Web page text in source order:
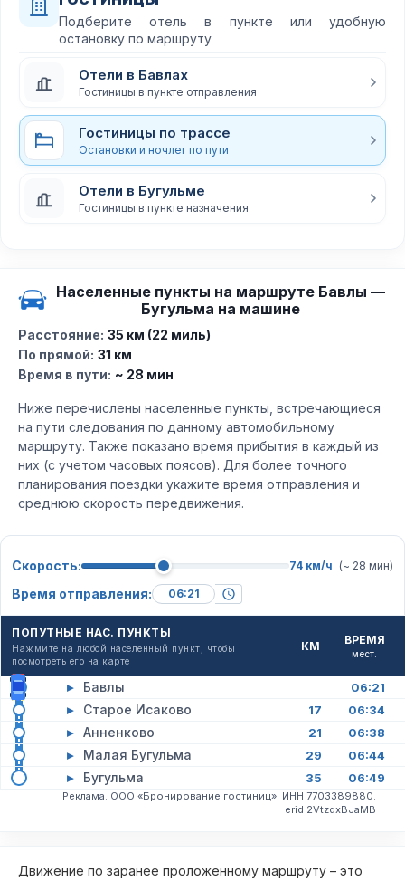
Подберите отель в пункте или удобную
остановку по маршруту
Отели в Бавлах
Гостиницы в пункте отправления
Гостиницы по трассе
Остановки и ночлег по пути
Отели в Бугульме
Гостиницы в пункте назначения
Населенные пункты на маршруте Бавлы —
Бугульма на машине
Расстояние: 35 км (22 миль)
По прямой: 31 км
Время в пути: ~ 28 мин
Ниже перечислены населенные пункты, встречающиеся
на пути следования по данному автомобильному
маршруту. Также показано время прибытия в каждый из
них (с учетом часовых поясов). Для более точного
планирования поездки укажите время отправления и
среднюю скорость передвижения.
Скорость: 74 км/ч (~ 28 мин)
Время отправления:
ПОПУТНЫЕ НАС. ПУНКТЫ
Нажмите на любой населенный пункт, чтобы
посмотреть его на карте
КМ ВРЕМЯ
мест.
▸ Бавлы 06:21
▸ Старое Исаково 17 06:34
▸ Анненково 21 06:38
▸ Малая Бугульма 29 06:44
▸ Бугульма 35 06:49
Реклама. ООО «Бронирование гостиниц». ИНН 7703389880.
erid 2VtzqxBJaMB
Движение по заранее проложенному маршруту – это